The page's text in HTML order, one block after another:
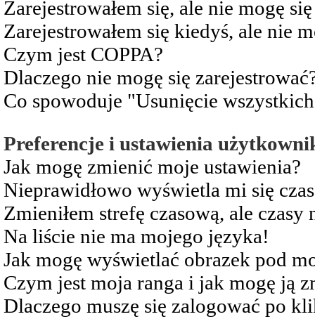
Zarejestrowałem się, ale nie mogę
Zarejestrowałem się kiedyś, ale nie
Czym jest COPPA?
Dlaczego nie mogę się
Co spowoduje "Usunięcie
Preferencje i ustawienia
Jak mogę zmienić moje ustawienia?
Nieprawidłowo wyświetla mi się
Zmieniłem strefę czasową, ale czasy
Na liście nie ma mojego języka!
Jak mogę wyświetlać obrazek pod
Czym jest moja ranga i jak mogę ją
Dlaczego muszę się zalogować po